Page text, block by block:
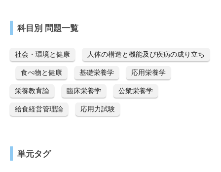
科目別 問題一覧
社会・環境と健康 人体の構造と機能及び疾病の成り立ち
食べ物と健康 基礎栄養学 応用栄養学
栄養教育論 臨床栄養学 公衆栄養学
給食経営管理論 応用力試験
単元タグ